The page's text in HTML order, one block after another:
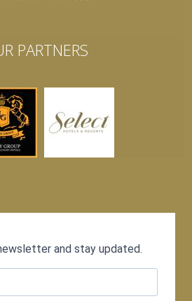
PARTNERS
and stay updated.